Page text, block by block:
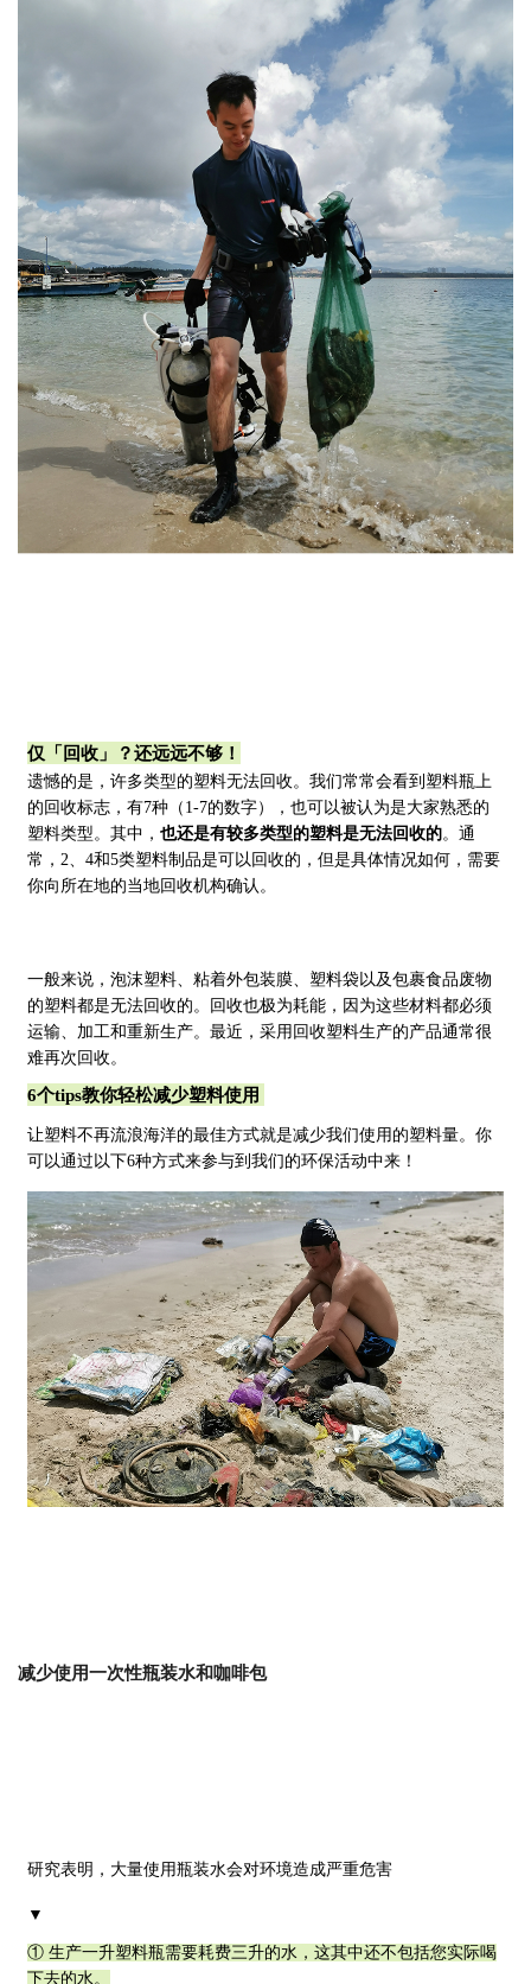
仅「 回收 」？还远远不够！
遗憾的是，许多类型的塑料无法回收。我们常常会看到塑料瓶上
的回收标志，有7种（1-7的数字），也可以被认为是大家熟悉的
塑料类型。其中， 也还是有较多类型的塑料是无法回收的。 通
常，2、4和5类塑料制品是可以回收的，但是具体情况如何，需要
你向所在地的当地回收机构确认。
一般来说，泡沫塑料、粘着外包装膜、塑料袋以及包裹食品废物
的塑料都是无法回收的。回收也极为耗能，因为这些材料都必须
运输、加工和重新生产。最近，采用回收塑料生产的产品通常很
难再次回收。
6个tips教你轻松减少塑料使用
让塑料不再流浪海洋的最佳方式就是减少我们使用的塑料量。 你
可以通过以下6种方式来参与到我们的环保活动中来！
减少使用一次性瓶装水和咖啡包
研究表明，大量使用瓶装水会对环境造成严重危害
▼
① 生产一升塑料瓶需要耗费三升的水，这其中还不包括您实际喝
下去的水。